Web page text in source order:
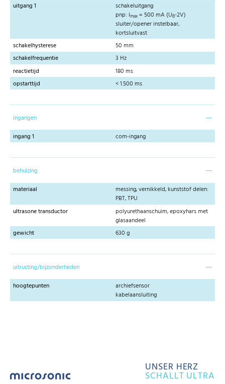
uitgang 1
schakeluitgang
pnp: Imax = 500 mA (UB-2V)
sluiter/opener instelbaar,
kortsluitvast
schakelhysterese
50 mm
schakelfrequentie
3 Hz
reactietijd
180 ms
opstarttijd
< 1.500 ms
ingangen
ingang 1
com-ingang
behuizing
materiaal
messing, vernikkeld, kunststof delen:
PBT, TPU
ultrasone transductor
polyurethaanschuim, epoxyhars met
glasaandeel
gewicht
630 g
uitrusting/bijzonderheden
hoogtepunten
archiefsensor
kabelaansluiting
UNSER HERZ
SCHALLT ULTRA